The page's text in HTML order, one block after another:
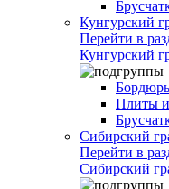
Кунгурский
Перейти в
Кунгурский
Плиты
Сибирский
Перейти в
Сибирский